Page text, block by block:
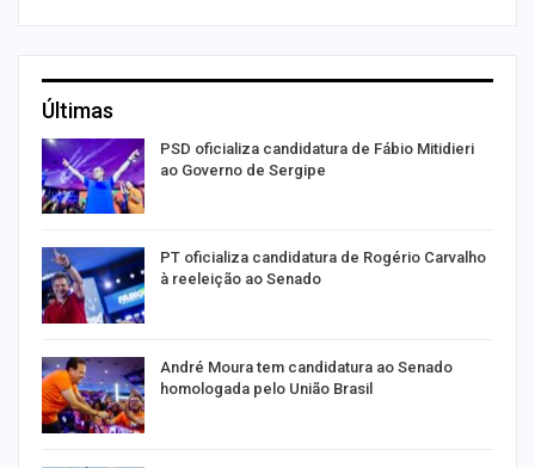
Últimas
PSD oficializa candidatura de Fábio Mitidieri
ao Governo de Sergipe
PT oficializa candidatura de Rogério Carvalho
à reeleição ao Senado
André Moura tem candidatura ao Senado
homologada pelo União Brasil